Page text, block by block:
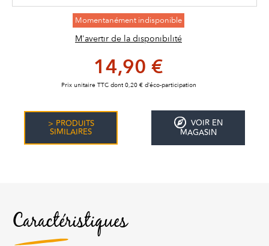
Momentanément indisponible
M'avertir de la disponibilité
14,90 €
Prix unitaire TTC dont 0,20 € d’éco-participation
> PRODUITS
SIMILAIRES
VOIR EN
MAGASIN
Caractéristiques